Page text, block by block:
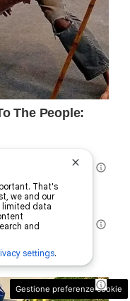
Gestione preferenze cookie